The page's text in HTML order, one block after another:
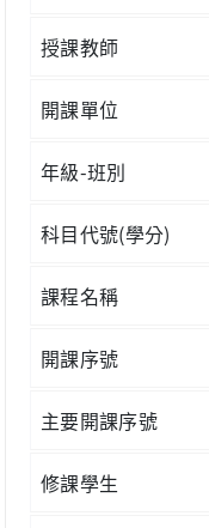
授課教師
開課單位
年級-班別
科目代號(學分)
課程名稱
開課序號
主要開課序號
修課學生